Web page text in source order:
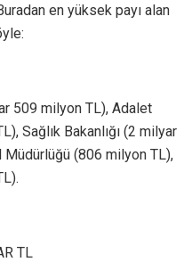
en yüksek payı alan
509 milyon TL), Adalet
Sağlık Bakanlığı (2 milyar
Müdürlüğü (806 milyon TL),
TL